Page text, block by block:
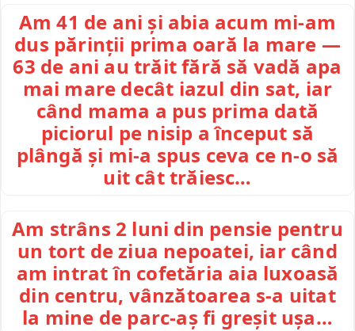
Am 41 de ani și abia acum mi-am
dus părinții prima oară la mare —
63 de ani au trăit fără să vadă apa
mai mare decât iazul din sat, iar
când mama a pus prima dată
piciorul pe nisip a început să
plângă și mi-a spus ceva ce n-o să
uit cât trăiesc…
Am strâns 2 luni din pensie pentru
un tort de ziua nepoatei, iar când
am intrat în cofetăria aia luxoasă
din centru, vânzătoarea s-a uitat
la mine de parc-aș fi greșit ușa…